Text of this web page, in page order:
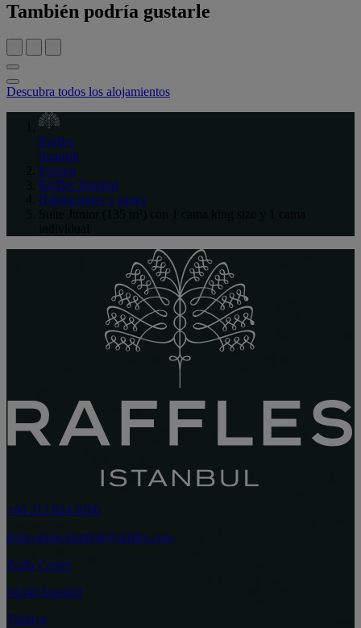
También podría gustarle
Descubra todos los alojamientos
Raffles
Spanish
Europa
Raffles Istanbul
Habitaciones y suites
+90 212 924 0200
reservation.istanbul@raffles.com
Zorlu Center
34340 İstanbul
Türkiye